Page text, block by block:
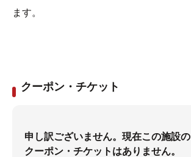
ます。
クーポン・チケット
申し訳ございません。現在この施設の
クーポン・チケットはありません。